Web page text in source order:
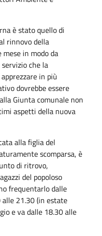
è stato quello di
rinnovo della
in modo da
che la
in più
dovrebbe essere
Giunta comunale non
aspetti della nuova
alla figlia del
scomparsa, è
di ritrovo,
del popoloso
frequentarlo dalle
21.30 (in estate
e va dalle 18.30 alle